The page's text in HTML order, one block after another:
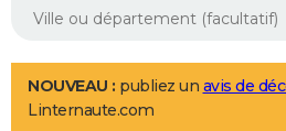
Aménagement intérieur
LIFESTYLE
Art de vivre
Bien-être
Loisirs
Mode
Modes de vie
NOUVEAU : publiez un avis de
Linternaute.com